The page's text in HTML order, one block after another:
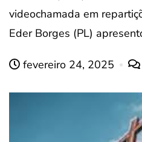
videochamada em
Eder Borges (PL)
fevereiro 24, 2025